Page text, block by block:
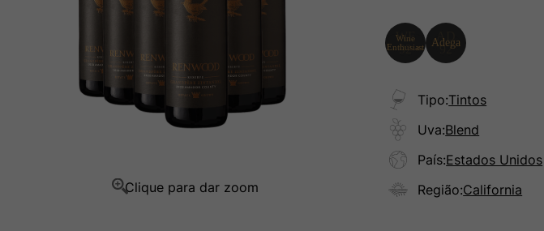
Tipo:Tintos
Uva:Blend
País:Estados Unidos
Região:California
Rocim